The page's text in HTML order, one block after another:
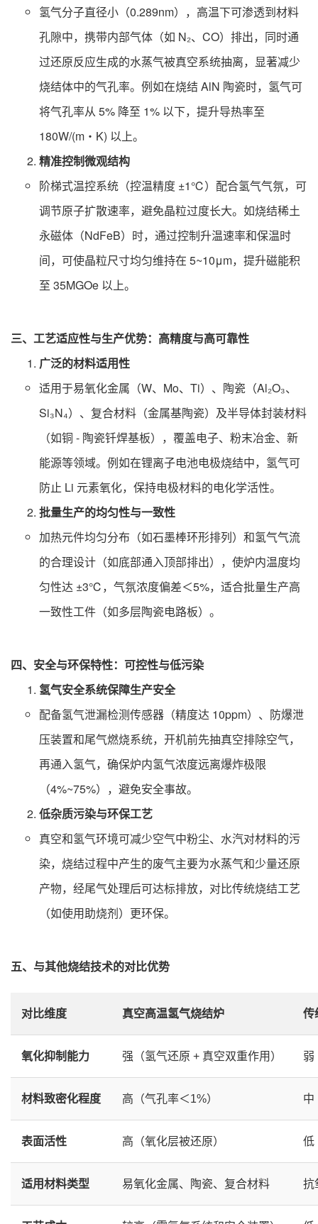
氢气分子直径小（0.289nm），高温下可渗透到材料
孔隙中，携带内部气体（如 N₂、CO）排出，同时通
过还原反应生成的水蒸气被真空系统抽离，显著减少
烧结体中的气孔率。例如在烧结 AlN 陶瓷时，氢气可
将气孔率从 5% 降至 1% 以下，提升导热率至
180W/(m・K) 以上。
精准控制微观结构
阶梯式温控系统（控温精度 ±1℃）配合氢气气氛，可
调节原子扩散速率，避免晶粒过度长大。如烧结稀土
永磁体（NdFeB）时，通过控制升温速率和保温时
间，可使晶粒尺寸均匀维持在 5~10μm，提升磁能积
至 35MGOe 以上。
三、工艺适应性与生产优势：高精度与高可靠性
广泛的材料适用性
适用于易氧化金属（W、Mo、Ti）、陶瓷（Al₂O₃、
Si₃N₄）、复合材料（金属基陶瓷）及半导体封装材料
（如铜 - 陶瓷钎焊基板），覆盖电子、粉末冶金、新
能源等领域。例如在锂离子电池电极烧结中，氢气可
防止 Li 元素氧化，保持电极材料的电化学活性。
批量生产的均匀性与一致性
加热元件均匀分布（如石墨棒环形排列）和氢气气流
的合理设计（如底部通入顶部排出），使炉内温度均
匀性达 ±3℃，气氛浓度偏差＜5%，适合批量生产高
一致性工件（如多层陶瓷电路板）。
四、安全与环保特性：可控性与低污染
氢气安全系统保障生产安全
配备氢气泄漏检测传感器（精度达 10ppm）、防爆泄
压装置和尾气燃烧系统，开机前先抽真空排除空气，
再通入氢气，确保炉内氢气浓度远离爆炸极限
（4%~75%），避免安全事故。
低杂质污染与环保工艺
真空和氢气环境可减少空气中粉尘、水汽对材料的污
染，烧结过程中产生的废气主要为水蒸气和少量还原
产物，经尾气处理后可达标排放，对比传统烧结工艺
（如使用助烧剂）更环保。
五、与其他烧结技术的对比优势
对比维度 真空高温氢气烧结炉 传
氧化抑制能力 强（氢气还原 + 真空双重作用） 弱
材料致密化程度 高（气孔率＜1%） 中
表面活性 高（氧化层被还原） 低
适用材料类型 易氧化金属、陶瓷、复合材料 抗